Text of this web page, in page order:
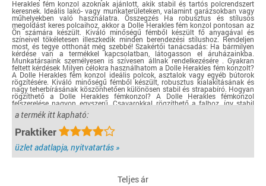
Herakles fém konzol azoknak ajánlott, akik stabil és tartós polcrendszert
keresnek. Ideális lakó- vagy munkaterületeken, valamint garázsokban vagy
műhelyekben való használatra. Összegzés Ha robusztus és stílusos
megoldást keres polcaihoz, akkor a Dolle Herakles fém konzol pontosan az
Ön számára készült. Kiváló minőségű fémből készült fő anyagával és
színeivel tökéletesen illeszkedik minden berendezési stílushoz. Rendeljen
most, és tegye otthonát még szebbé! Szakértői tanácsadás: Ha bármilyen
kérdése van a termékkel kapcsolatban, látogasson el áruházainkba.
Munkatársaink személyesen is szívesen állnak rendelkezésére . Gyakran
feltett kérdések Milyen célokra használhatom a Dolle Herakles fém konzolt?
A Dolle Herakles fém konzol ideális polcok, asztalok vagy egyéb bútorok
rögzítésére. Kiváló minőségű fémből készült, robusztus kialakításának és
nagy teherbírásának köszönhetően különösen stabil és strapabíró. Hogyan
rögzíthető a Dolle Herakles fémkonzol? A Dolle Herakles fémkonzol
felszerelése nagyon egyszerű. Csavarokkal rögzíthető a falhoz, így stabil
alapot biztosít bútoraid számára. Kérjük, vedd figyelembe, hogy a
szükséges szerelési anyagok nem tartoznak a csomaghoz. Mennyi súlyt bír
el a Dolle Herakles fémkonzol? A Dolle Herakles fémkonzol magas
teherbírású, (a termék teherbírását a leírásban találhatja) így nehéz
tárgyakat, például könyveket vagy elektronikus eszközöket is gond nélkül
elhelyezhet rajta. Használhatom a Dolle Herakles fémkonzolt kültéren is?
Igen, robusztus kialakításának köszönhetően a Dolle Herakles fémkonzol
kültéri használatra is alkalmas. Ugyanakkor ügyelnie kell arra, hogy
a termék itt kapható:
Praktiker
üzlet adatlapja, nyitvatartás »
Teljes ár